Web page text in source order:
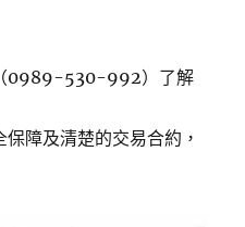
0989-530-992）了解
障及清楚的交易合約，